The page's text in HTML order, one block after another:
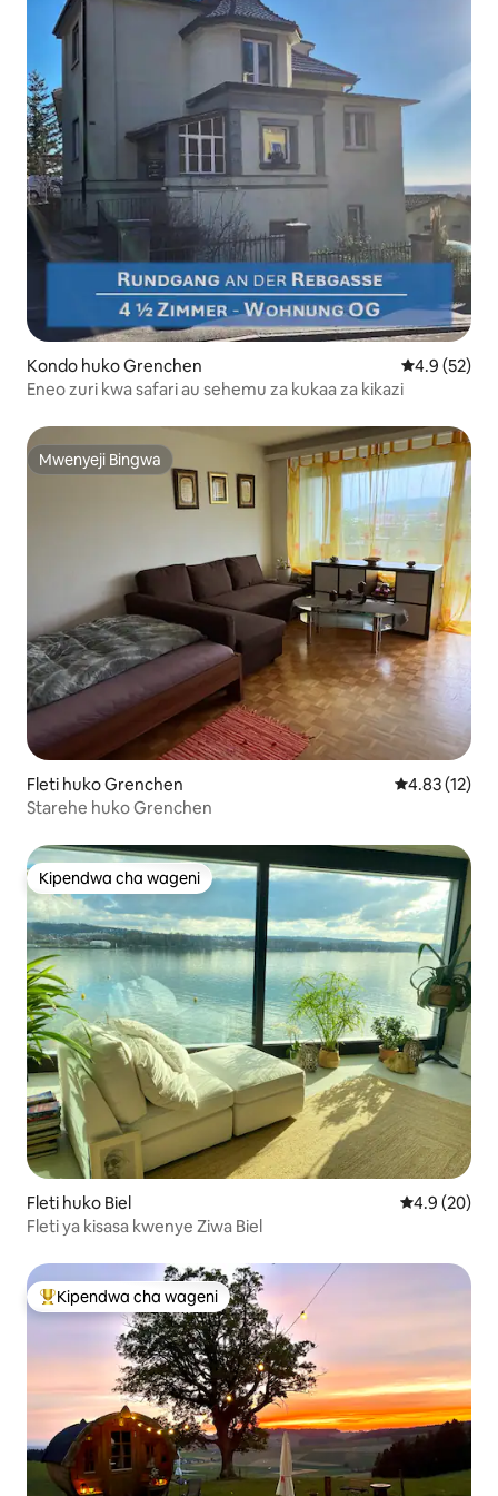
Kondo huko Grenchen Ukadiriaji
4.9 (52)
Eneo zuri kwa safari au sehemu za kukaa za kikazi
Mwenyeji Bingwa
Mwenyeji Bingwa
Fleti huko Grenchen Ukadiriaji wa
4.83 (12)
Starehe huko Grenchen
Kipendwa cha wageni
Kipendwa cha wageni
Fleti huko Biel Ukadiriaji
4.9 (20)
Fleti ya kisasa kwenye Ziwa Biel
Kipendwa maarufu cha wageni
Kipendwa cha wageni